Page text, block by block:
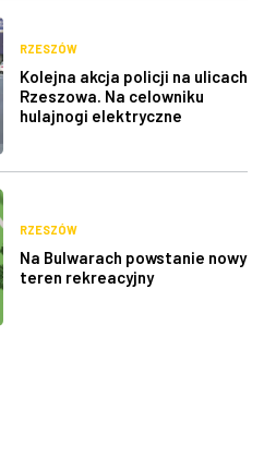
RZESZÓW
Kolejna akcja policji na ulicach
Rzeszowa. Na celowniku
hulajnogi elektryczne
RZESZÓW
Na Bulwarach powstanie nowy
teren rekreacyjny